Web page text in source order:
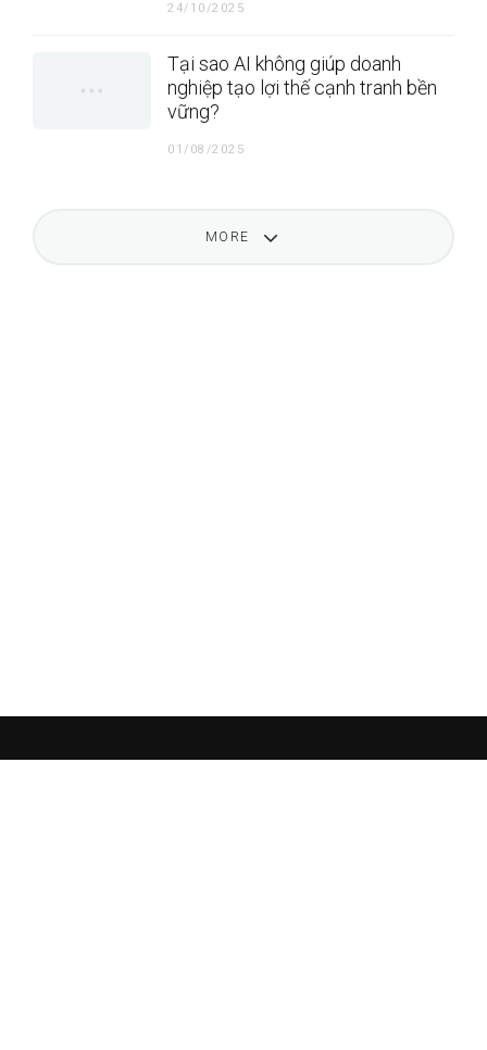
24/10/2025
Tại sao AI không giúp doanh
nghiệp tạo lợi thế cạnh tranh bền
vững?
01/08/2025
MORE